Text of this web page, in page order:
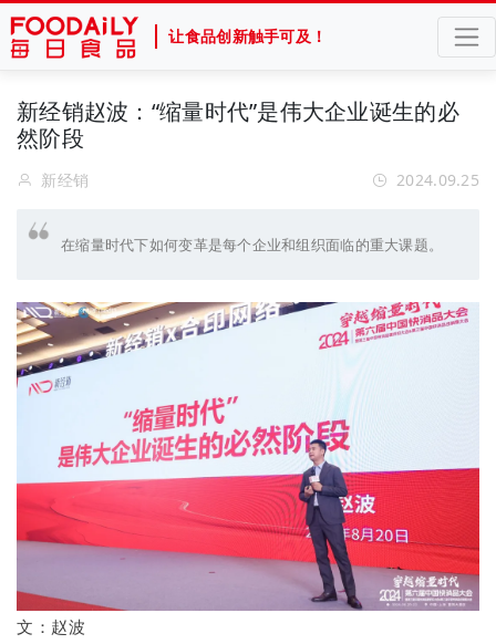
让食品创新触手可及！
新经销赵波：“缩量时代”是伟大企业诞生的必
然阶段
新经销 2024.09.25
在缩量时代下如何变革是每个企业和组织面临的重大课题。
文：赵波